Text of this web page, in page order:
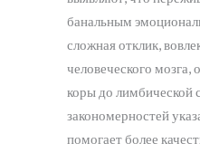
банальным
сложная отклик,
человеческого мозга,
коры до лимбической
закономерностей
помогает более